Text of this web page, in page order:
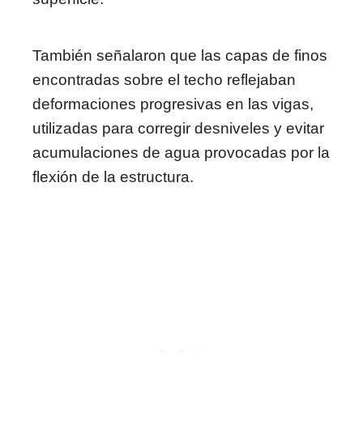
También señalaron que las capas de finos
encontradas sobre el techo reflejaban
deformaciones progresivas en las vigas,
utilizadas para corregir desniveles y evitar
acumulaciones de agua provocadas por la
flexión de la estructura.